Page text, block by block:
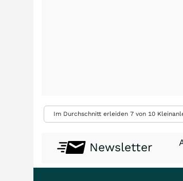
Im Durchschnitt erleiden 7 von 10
Newsletter